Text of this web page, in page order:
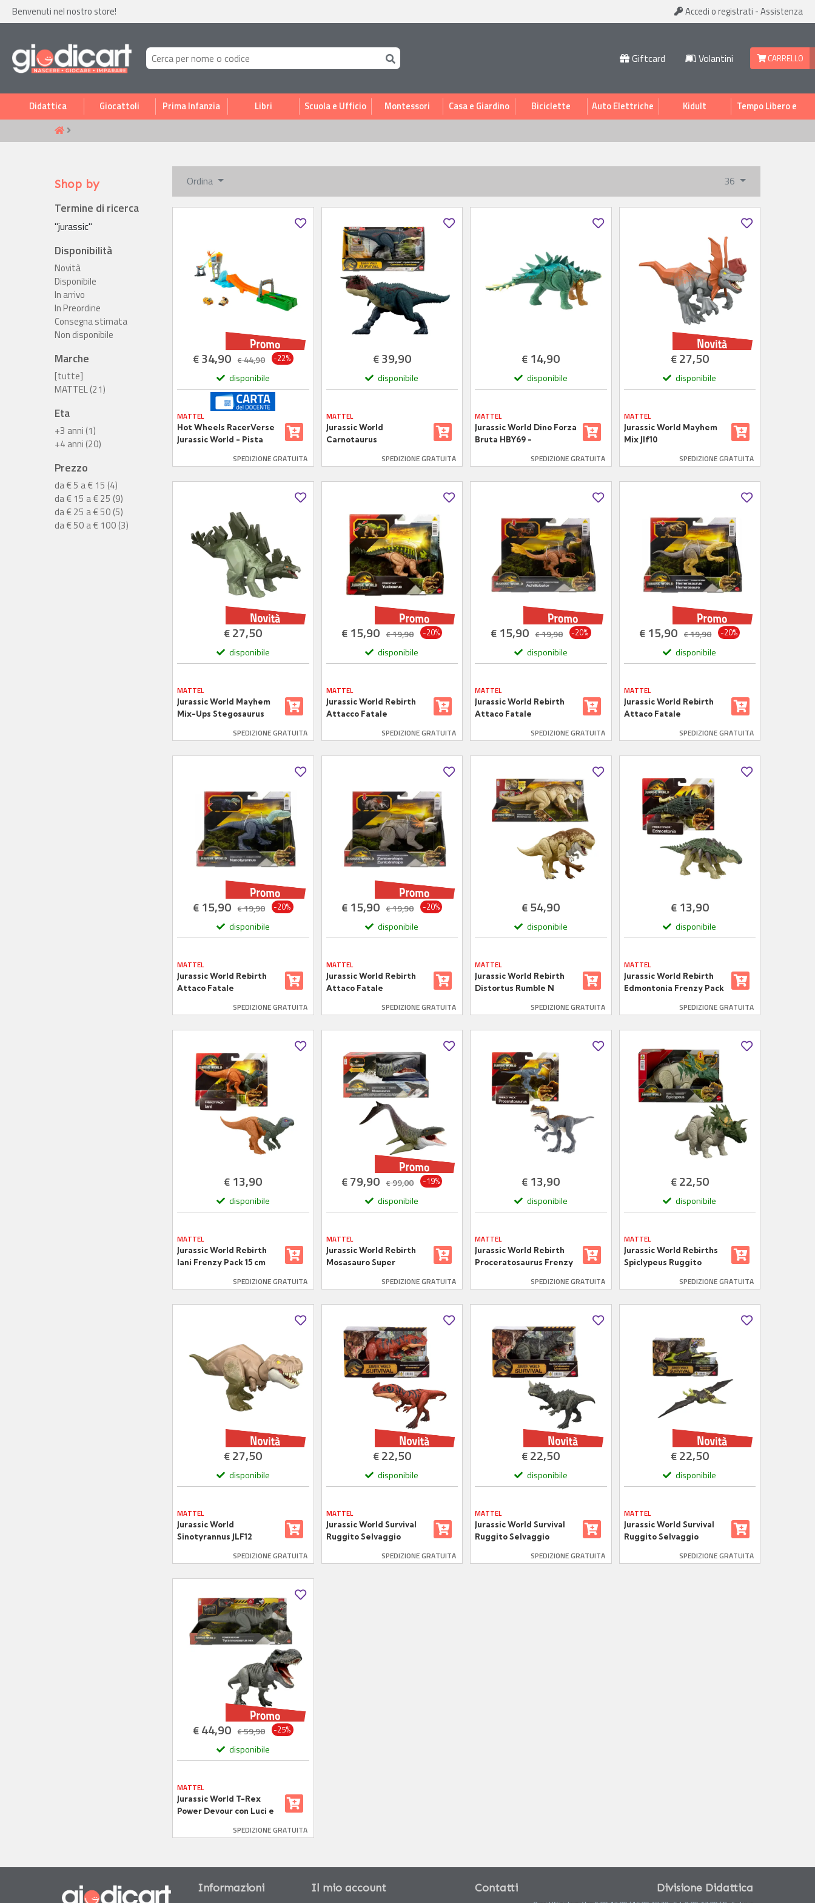
Benvenuti nel nostro store! Accedi o registrati -Assistenza
Giftcard Volantini CARRELLO
Didattica Giocattoli Prima Infanzia Libri Scuola e Ufficio Montessori Casa e Giardino Biciclette Auto Elettriche Kidult
Tempo Libero e
Sport
Shop by
Termine di ricerca
"jurassic"
Disponibilità
Novità
Disponibile
In arrivo
In Preordine
Consegna stimata
Non disponibile
Marche
[tutte]
MATTEL (21)
Eta
+3 anni (1)
+4 anni (20)
Prezzo
da € 5 a € 15 (4)
da € 15 a € 25 (9)
da € 25 a € 50 (5)
da € 50 a € 100 (3)
Ordina 36
€34,90 €44,90 -22%
disponibile
MATTEL
Hot Wheels RacerVerse
Jurassic World - Pista
SPEDIZIONE GRATUITA
€39,90
disponibile
MATTEL
Jurassic World
Carnotaurus
SPEDIZIONE GRATUITA
€ 14,90
disponibile
MATTEL
Jurassic World Dino Forza
Bruta HBY69 -
SPEDIZIONE GRATUITA
€27,50
disponibile
MATTEL
Jurassic World Mayhem
Mix Jlf10
SPEDIZIONE GRATUITA
€27,50
disponibile
MATTEL
Jurassic World Mayhem
Mix-Ups Stegosaurus
SPEDIZIONE GRATUITA
€ 15,90 €19,90 -20%
disponibile
MATTEL
Jurassic World Rebirth
Attacco Fatale
SPEDIZIONE GRATUITA
€15,90 €19,90 -20%
disponibile
MATTEL
Jurassic World Rebirth
Attaco Fatale
SPEDIZIONE GRATUITA
€ 15,90 €19,90 -20%
disponibile
MATTEL
Jurassic World Rebirth
Attaco Fatale
SPEDIZIONE GRATUITA
€15,90 €19,90 -20%
disponibile
MATTEL
Jurassic World Rebirth
Attaco Fatale
SPEDIZIONE GRATUITA
€ 15,90 €19,90 -20%
disponibile
MATTEL
Jurassic World Rebirth
Attaco Fatale
SPEDIZIONE GRATUITA
€54,90
disponibile
MATTEL
Jurassic World Rebirth
Distortus Rumble N
SPEDIZIONE GRATUITA
€13,90
disponibile
MATTEL
Jurassic World Rebirth
Edmontonia Frenzy Pack
SPEDIZIONE GRATUITA
€ 13,90
disponibile
MATTEL
Jurassic World Rebirth
Iani Frenzy Pack 15 cm
SPEDIZIONE GRATUITA
€79,90 €99,00 -19%
disponibile
MATTEL
Jurassic World Rebirth
Mosasauro Super
SPEDIZIONE GRATUITA
€ 13,90
disponibile
MATTEL
Jurassic World Rebirth
Proceratosaurus Frenzy
SPEDIZIONE GRATUITA
€22,50
disponibile
MATTEL
Jurassic World Rebirths
Spiclypeus Ruggito
SPEDIZIONE GRATUITA
€27,50
disponibile
MATTEL
Jurassic World
Sinotyrannus JLF12
SPEDIZIONE GRATUITA
€22,50
disponibile
MATTEL
Jurassic World Survival
Ruggito Selvaggio
SPEDIZIONE GRATUITA
€22,50
disponibile
MATTEL
Jurassic World Survival
Ruggito Selvaggio
SPEDIZIONE GRATUITA
€22,50
disponibile
MATTEL
Jurassic World Survival
Ruggito Selvaggio
SPEDIZIONE GRATUITA
€44,90 €59,90 -25%
disponibile
MATTEL
Jurassic World T-Rex
Power Devour con Luci e
SPEDIZIONE GRATUITA
Informazioni Il mio account
Contatti
Divisione Didattica